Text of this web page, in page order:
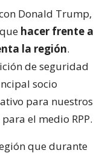
Donald Trump,
hacer frente a
la región.
de seguridad
socio
para nuestros
el medio RPP.
que durante